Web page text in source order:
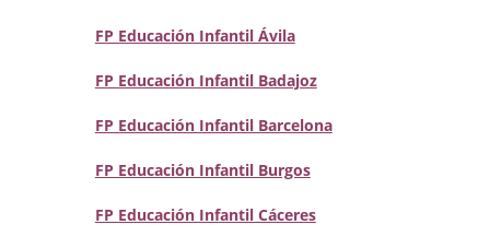
FP Educación Infantil Ávila
FP Educación Infantil Badajoz
FP Educación Infantil Barcelona
FP Educación Infantil Burgos
FP Educación Infantil Cáceres